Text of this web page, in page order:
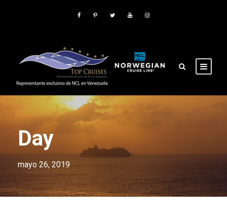
Day
mayo 26, 2019